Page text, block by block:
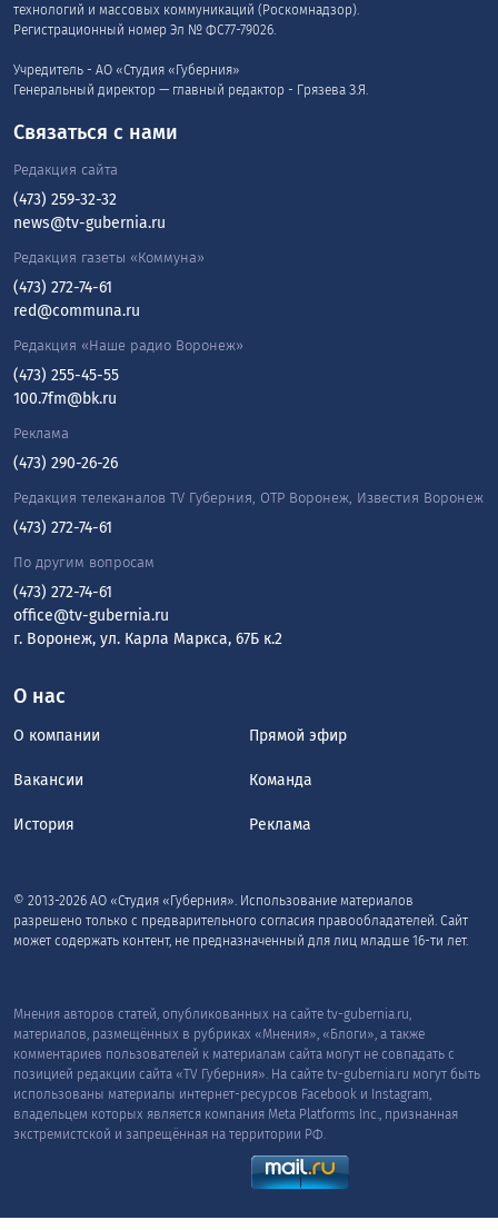
технологий и массовых коммуникаций (Роскомнадзор).
Регистрационный номер Эл № ФС77-79026.
Учредитель - АО «Студия «Губерния»
Генеральный директор — главный редактор - Грязева З.Я.
О нас
О компании Прямой эфир
Вакансии Команда
История Реклама
© 2013-2026 АО «Студия «Губерния». Использование материалов
разрешено только с предварительного согласия правообладателей. Сайт
может содержать контент, не предназначенный для лиц младше 16-ти лет.
Связаться с нами
Редакция сайта
(473) 259-32-32
news@tv-gubernia.ru
Редакция газеты «Коммуна»
(473) 272-74-61
red@communa.ru
Редакция «Наше радио Воронеж»
(473) 255-45-55
100.7fm@bk.ru
Реклама
(473) 290-26-26
Редакция телеканалов TV Губерния, ОТР Воронеж, Известия Воронеж
(473) 272-74-61
По другим вопросам
(473) 272-74-61
office@tv-gubernia.ru
г. Воронеж, ул. Карла Маркса, 67Б к.2
Мнения авторов статей, опубликованных на сайте tv-gubernia.ru,
материалов, размещённых в рубриках «Мнения», «Блоги», а также
комментариев пользователей к материалам сайта могут не совпадать с
позицией редакции сайта «TV Губерния». На сайте tv-gubernia.ru могут быть
использованы материалы интернет-ресурсов Facebook и Instagram,
владельцем которых является компания Meta Platforms Inc., признанная
экстремистской и запрещённая на территории РФ.